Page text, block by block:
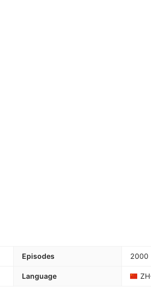
Episodes 2000
Language